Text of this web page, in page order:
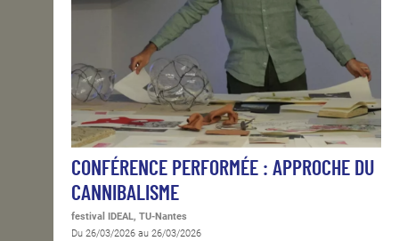
CONFÉRENCE PERFORMÉE : APPROCHE DU
CANNIBALISME
festival IDEAL, TU-Nantes
Du 26/03/2026 au 26/03/2026